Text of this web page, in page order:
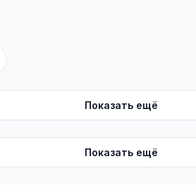
Показать ещё
Показать ещё